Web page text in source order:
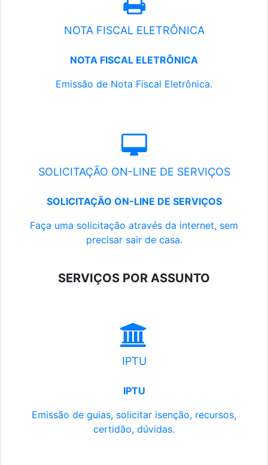
NOTA FISCAL ELETRÔNICA
NOTA FISCAL ELETRÔNICA
Emissão de Nota Fiscal Eletrônica.
SOLICITAÇÃO ON-LINE DE SERVIÇOS
SOLICITAÇÃO ON-LINE DE SERVIÇOS
Faça uma solicitação através da internet, sem
precisar sair de casa.
SERVIÇOS POR ASSUNTO
IPTU
IPTU
Emissão de guias, solicitar isenção, recursos,
certidão, dúvidas.